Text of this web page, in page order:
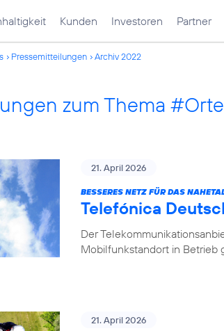
Kunden Investoren Partner
Pressemitteilungen Archiv 2022
zum Thema
21. April 2026
BESSERES NETZ FÜR DAS
Telefónica
Der
Mobilfunkstandort in Betrieb
21. April 2026